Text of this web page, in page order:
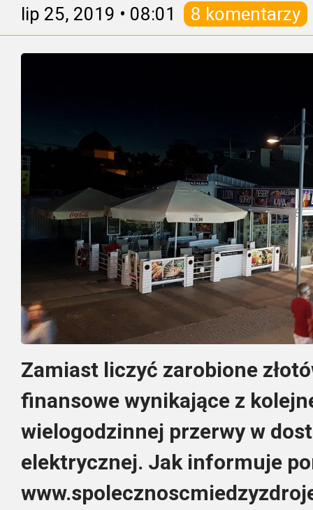
lip 25, 2019 • 08:01 8 komentarzy
Zamiast liczyć zarobione
finansowe wynikające z
wielogodzinnej przerwy w
elektrycznej. Jak informuje